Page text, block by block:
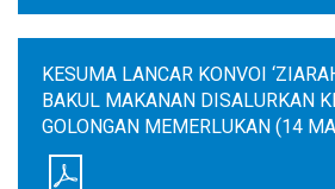
KESUMA LANCAR KONVOI
BAKUL MAKANAN DISALURKAN
GOLONGAN MEMERLUKAN (14